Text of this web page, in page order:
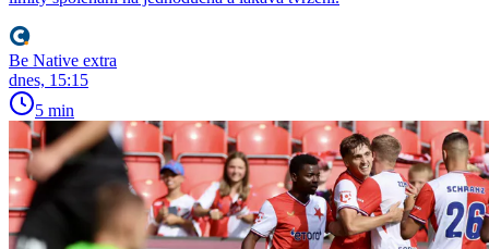
Be Native extra
dnes, 15:15
5 min